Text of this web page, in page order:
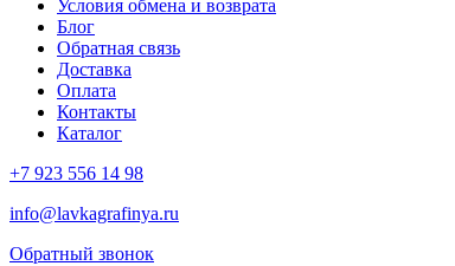
Условия обмена и возврата
Блог
Обратная связь
Доставка
Оплата
Контакты
Каталог
+7 923 556 14 98
info@lavkagrafinya.ru
Обратный звонок